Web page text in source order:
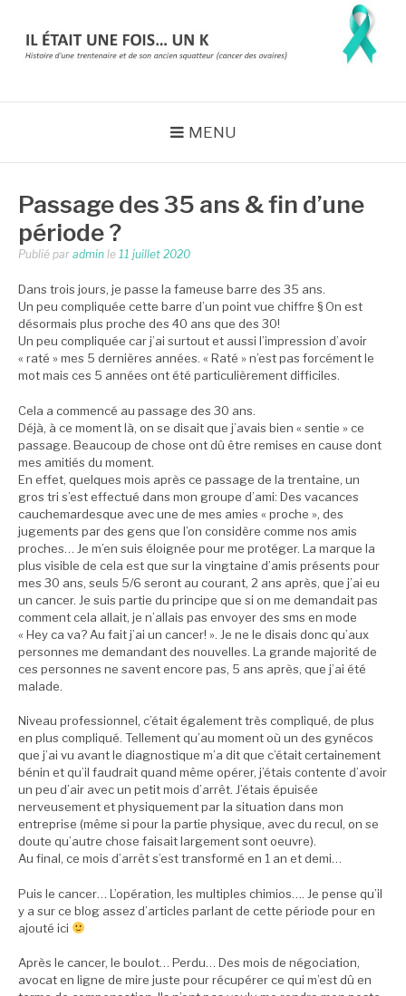
contenu
IL ÉTAIT UNE FOIS…
UN K
ovaires) => en rémission
MENU
Passage des 35 ans & fin d’une
période ?
Publié par admin le 11 juillet 2020
Dans trois jours, je passe la fameuse barre des 35 ans.
Un peu compliquée cette barre d’un point vue chiffre § On est
désormais plus proche des 40 ans que des 30!
Un peu compliquée car j’ai surtout et aussi l’impression d’avoir
« raté » mes 5 dernières années. « Raté » n’est pas forcément le
mot mais ces 5 années ont été particulièrement difficiles.
Cela a commencé au passage des 30 ans.
Déjà, à ce moment là, on se disait que j’avais bien « sentie » ce
passage. Beaucoup de chose ont dû être remises en cause dont
mes amitiés du moment.
En effet, quelques mois après ce passage de la trentaine, un
gros tri s’est effectué dans mon groupe d’ami: Des vacances
cauchemardesque avec une de mes amies « proche », des
jugements par des gens que l’on considère comme nos amis
proches… Je m’en suis éloignée pour me protéger. La marque la
plus visible de cela est que sur la vingtaine d’amis présents pour
mes 30 ans, seuls 5/6 seront au courant, 2 ans après, que j’ai eu
un cancer. Je suis partie du principe que si on me demandait pas
comment cela allait, je n’allais pas envoyer des sms en mode
« Hey ca va? Au fait j’ai un cancer! ». Je ne le disais donc qu’aux
personnes me demandant des nouvelles. La grande majorité de
ces personnes ne savent encore pas, 5 ans après, que j’ai été
malade.
Niveau professionnel, c’était également très compliqué, de plus
en plus compliqué. Tellement qu’au moment où un des gynécos
que j’ai vu avant le diagnostique m’a dit que c’était certainement
bénin et qu’il faudrait quand même opérer, j’étais contente d’avoir
un peu d’air avec un petit mois d’arrêt. J’étais épuisée
nerveusement et physiquement par la situation dans mon
entreprise (même si pour la partie physique, avec du recul, on se
doute qu’autre chose faisait largement sont oeuvre).
Au final, ce mois d’arrêt s’est transformé en 1 an et demi…
Puis le cancer… L’opération, les multiples chimios…. Je pense qu’il
y a sur ce blog assez d’articles parlant de cette période pour en
ajouté ici
Après le cancer, le boulot… Perdu… Des mois de négociation,
avocat en ligne de mire juste pour récupérer ce qui m’est dû en